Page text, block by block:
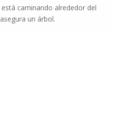
caminando alrededor del
un árbol.